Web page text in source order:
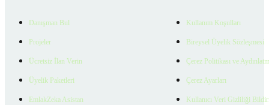
Danışman Bul
Projeler
Ücretsiz İlan Verin
Üyelik Paketleri
EmlakZeka Asistan
Kullanım Koşulları
Bireysel Üyelik Sözleşmesi
Çerez Politikası ve
Çerez Ayarları
Kullanıcı Veri Gizliliği